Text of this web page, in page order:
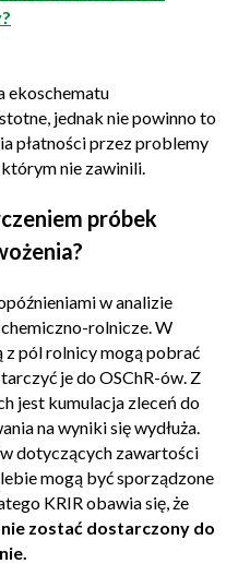
ekoschematu
jednak nie powinno to
płatności przez problemy
nie zawinili.
próbek
w analizie
rolnicze. W
z pól rolnicy mogą pobrać
je do OSChR-ów. Z
jest kumulacja zleceń do
na wyniki się wydłuża.
dotyczących zawartości
mogą być sporządzone
KRIR obawia się, że
zostać dostarczony do